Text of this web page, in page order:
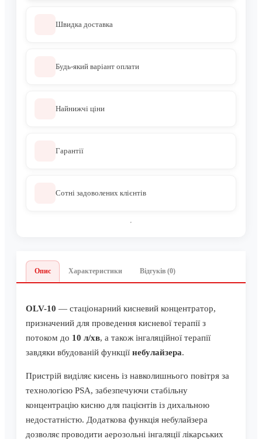
Швидка доставка
Будь-який варіант оплати
Найнижчі ціни
Гарантії
Сотні задоволених клієнтів
Опис Характеристики Відгуків (0)
OLV-10 — стаціонарний кисневий концентратор,
призначений для проведення кисневої терапії з
потоком до 10 л/хв, а також інгаляційної терапії
завдяки вбудованій функції небулайзера.
Пристрій виділяє кисень із навколишнього повітря за
технологією PSA, забезпечуючи стабільну
концентрацію кисню для пацієнтів із дихальною
недостатністю. Додаткова функція небулайзера
дозволяє проводити аерозольні інгаляції лікарських